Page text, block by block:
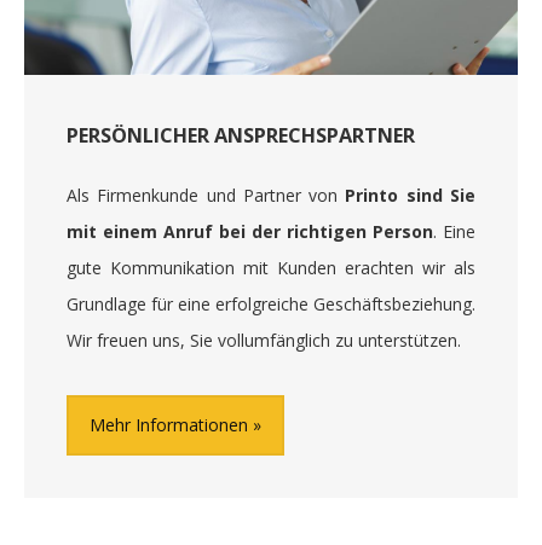
PERSÖNLICHER ANSPRECHSPARTNER
Als Firmenkunde und Partner von Printo sind Sie
mit einem Anruf bei der richtigen Person. Eine
gute Kommunikation mit Kunden erachten wir als
Grundlage für eine erfolgreiche Geschäftsbeziehung.
Wir freuen uns, Sie vollumfänglich zu unterstützen.
Mehr Informationen